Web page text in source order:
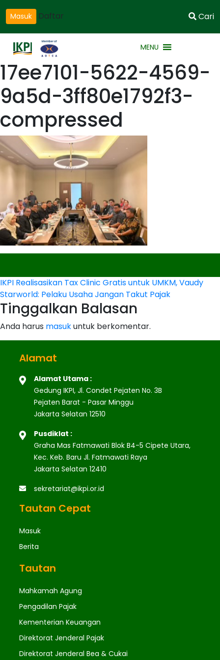
Masuk Daftar Cari
MENU
17ee7101-5622-4569-
9a5d-3ff80e1792f3-
compressed
Navigasi
pos
IKPI Realisasikan Tax Clinic Gratis untuk UMKM, Vaudy
Starworld: Pelaku Usaha Jangan Takut Pajak
Tinggalkan Balasan
Anda harus masukuntuk berkomentar.
Alamat
Alamat Utama :
Gedung IKPI, Jl. Condet Pejaten No. 3B
Pejaten Barat - Pasar Minggu
Jakarta Selatan 12510
Pusdiklat :
Graha Mas Fatmawati Blok B4-5 Cipete Utara,
Kec. Keb. Baru Jl. Fatmawati Raya
Jakarta Selatan 12410
sekretariat@ikpi.or.id
Tautan Cepat
Masuk
Berita
Tautan
Mahkamah Agung
Pengadilan Pajak
Kementerian Keuangan
Direktorat Jenderal Pajak
Direktorat Jenderal Bea & Cukai